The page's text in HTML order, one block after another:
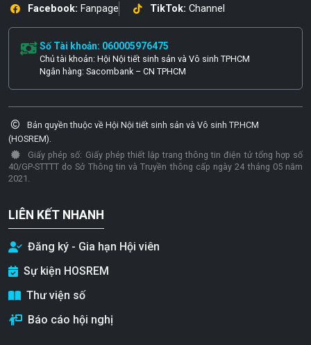
Facebook: Fanpage TikTok: Channel
Số Tài khoản: 060005976475
Chủ tài khoản: Hội Nội tiết sinh sản và Vô sinh TPHCM
Ngân hàng: Sacombank – CN TPHCM
Bản quyền thuộc về Hội Nội tiết sinh sản và Vô sinh TP.HCM
(HOSREM).
Giấy phép số: Giấy phép thiết lập trang thông tin điện tử tổng hợp số
40/GP-STTTT do Sở Thông tin và Truyền thông cấp ngày 24 tháng 05 năm
2021.
LIÊN KẾT NHANH
Đăng ký - Gia hạn Hội viên
Sự kiện HOSREM
Thư viện số
Báo cáo hội nghị